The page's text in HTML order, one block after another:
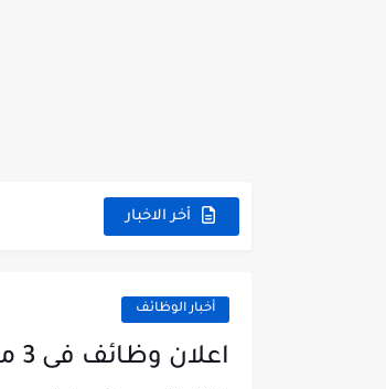
أخر الاخبار
أخبار الوظائف